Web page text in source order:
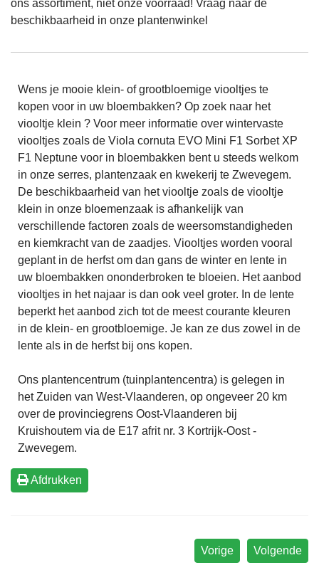
ons assortiment, niet onze voorraad! Vraag naar de
beschikbaarheid in onze plantenwinkel
Wens je mooie klein- of grootbloemige viooltjes te
kopen voor in uw bloembakken? Op zoek naar het
viooltje klein ? Voor meer informatie over wintervaste
viooltjes zoals de Viola cornuta EVO Mini F1 Sorbet XP
F1 Neptune voor in bloembakken bent u steeds welkom
in onze serres, plantenzaak en kwekerij te Zwevegem.
De beschikbaarheid van het viooltje zoals de viooltje
klein in onze bloemenzaak is afhankelijk van
verschillende factoren zoals de weersomstandigheden
en kiemkracht van de zaadjes. Viooltjes worden vooral
geplant in de herfst om dan gans de winter en lente in
uw bloembakken ononderbroken te bloeien. Het aanbod
viooltjes in het najaar is dan ook veel groter. In de lente
beperkt het aanbod zich tot de meest courante kleuren
in de klein- en grootbloemige. Je kan ze dus zowel in de
lente als in de herfst bij ons kopen.
Ons plantencentrum (tuinplantencentra) is gelegen in
het Zuiden van West-Vlaanderen, op ongeveer 20 km
over de provinciegrens Oost-Vlaanderen bij
Kruishoutem via de E17 afrit nr. 3 Kortrijk-Oost -
Zwevegem.
Afdrukken
Volgende
Vorige